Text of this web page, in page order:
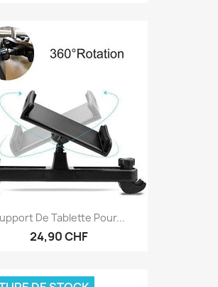
De Tablette Pour...
24,90 CHF